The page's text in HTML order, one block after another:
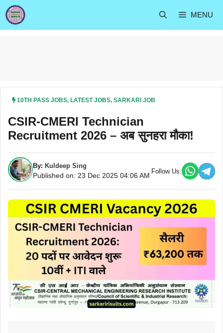
Skip
to
content
MENU
10TH PASS JOBS, LATEST JOBS, SARKARI JOB
CSIR-CMERI Technician
Recruitment 2026 – अब सुनहरा मौका!
By: Kuldeep Sing
Published on: 23 Dec 2025 04:06 AM
Follow Us: